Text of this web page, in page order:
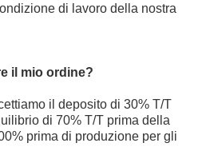
di lavoro della nostra
il mio ordine?
il deposito di 30% T/T
di 70% T/T prima della
prima di produzione per gli